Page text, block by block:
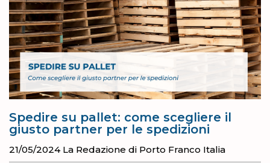
Spedire su pallet: come scegliere il
giusto partner per le spedizioni
21/05/2024 La Redazione di Porto Franco Italia